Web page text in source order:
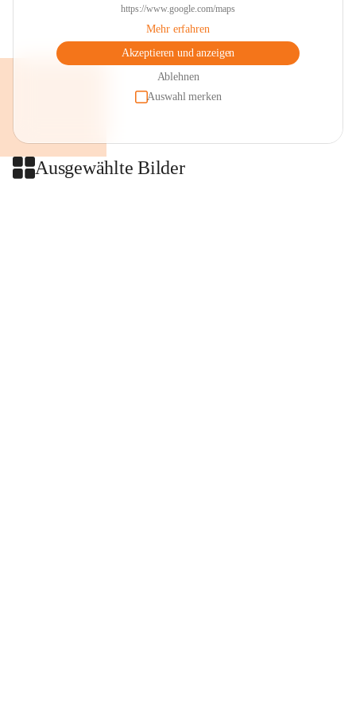
https://www.google.com/maps
Mehr erfahren
Akzeptieren und anzeigen
Ablehnen
Auswahl merken
Ausgewählte Bilder